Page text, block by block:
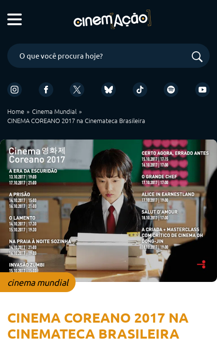
Home
Cinema Mundial
CINEMA COREANO 2017 na Cinemateca Brasileira
cinema mundial
CINEMA COREANO 2017 NA
CINEMATECA BRASILEIRA